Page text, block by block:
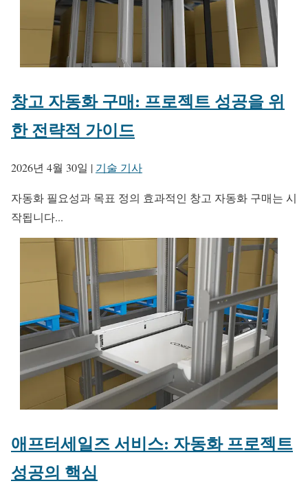
창고 자동화 구매: 프로젝트 성공을 위
한 전략적 가이드
2026년 4월 30일 | 기술 기사
자동화 필요성과 목표 정의 효과적인 창고 자동화 구매는 시
작됩니다...
애프터세일즈 서비스: 자동화 프로젝트
성공의 핵심